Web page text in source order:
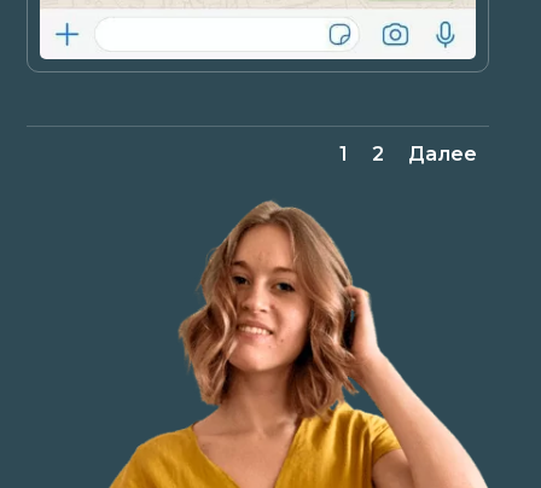
1 2 Далее